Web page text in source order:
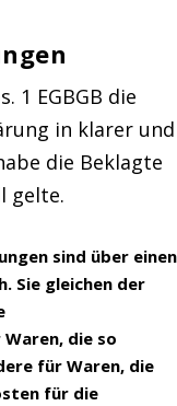
1 EGBGB die
in klarer und
die Beklagte
gelte.
sind über einen
Sie gleichen der
die so
für Waren, die
für die